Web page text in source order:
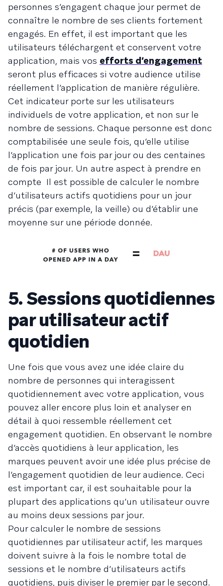
personnes s’engagent chaque jour permet de
connaître le nombre de ses clients fortement
engagés. En effet, il est important que les
utilisateurs téléchargent et conservent votre
application, mais vos efforts d’engagement
seront plus efficaces si votre audience utilise
réellement l’application de manière régulière.
Cet indicateur porte sur les utilisateurs
individuels de votre application, et non sur le
nombre de sessions. Chaque personne est donc
comptabilisée une seule fois, qu’elle utilise
l’application une fois par jour ou des centaines
de fois par jour. Un autre aspect à prendre en
compte Il est possible de calculer le nombre
d’utilisateurs actifs quotidiens pour un jour
précis (par exemple, la veille) ou d’établir une
moyenne sur une période donnée.
5. Sessions quotidiennes
par utilisateur actif
quotidien
Une fois que vous avez une idée claire du
nombre de personnes qui interagissent
quotidiennement avec votre application, vous
pouvez aller encore plus loin et analyser en
détail à quoi ressemble réellement cet
engagement quotidien. En observant le nombre
d’accès quotidiens à leur application, les
marques peuvent avoir une idée plus précise de
l’engagement quotidien de leur audience. Ceci
est important car, il est souhaitable pour la
plupart des applications qu’un utilisateur ouvre
au moins deux sessions par jour.
Pour calculer le nombre de sessions
quotidiennes par utilisateur actif, les marques
doivent suivre à la fois le nombre total de
sessions et le nombre d’utilisateurs actifs
quotidiens, puis diviser le premier par le second.